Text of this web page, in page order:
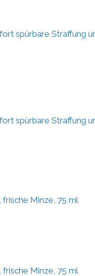
spürbare Straffung
spürbare Straffung
Minze, 75 ml
Minze, 75 ml